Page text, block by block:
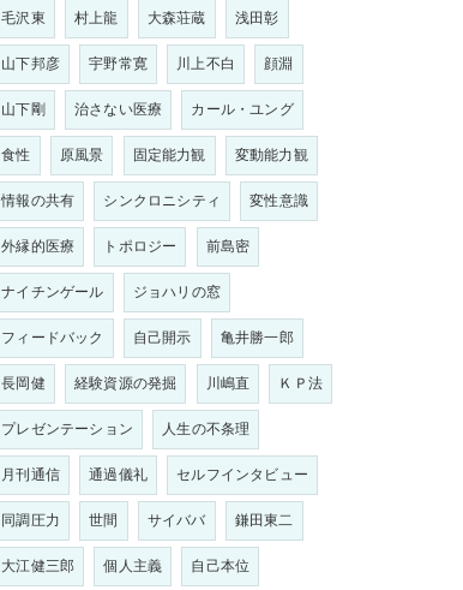
毛沢東
村上龍 大森荘蔵
浅田彰
山下邦彦
宇野常寛 川上不白
顔淵
山下剛
治さない医療
カール・ユング
食性
原風景 固定能力観
変動能力観
情報の共有
シンクロニシティ
変性意識
外縁的医療
トポロジー
前島密
ナイチンゲール
ジョハリの窓
フィードバック
自己開示
亀井勝一郎
長岡健
経験資源の発掘 川嶋直
ＫＰ法
プレゼンテーション
人生の不条理
月刊通信
通過儀礼
セルフインタビュー
同調圧力
世間 サイババ
鎌田東二
大江健三郎
個人主義
自己本位